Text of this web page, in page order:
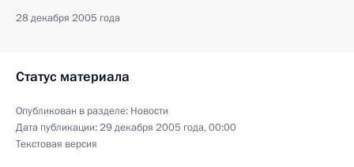
28 декабря 2005 года
Статус материала
Опубликован в разделе: Новости
Дата публикации:29 декабря 2005 года, 00:00
Текстовая версия